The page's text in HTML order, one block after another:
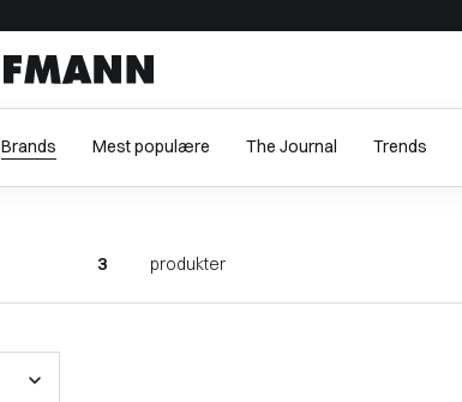
Brands Mest populære The Journal Trends
3 produkter